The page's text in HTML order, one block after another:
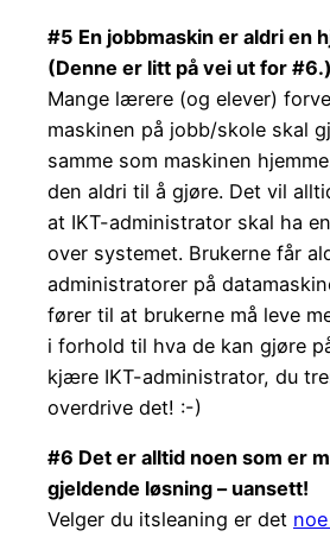
#5 En jobbmaskin er aldri en
(Denne er litt på vei ut for #6.)
Mange lærere (og elever)
maskinen på jobb/skole skal
samme som maskinen
den aldri til å gjøre. Det vil
at IKT-administrator skal ha
over systemet. Brukerne får
administratorer på
fører til at brukerne må leve
i forhold til hva de kan gjøre
kjære IKT-administrator, du
overdrive det! :-)
#6 Det er alltid noen som er
gjeldende løsning – uansett!
Velger du itsleaning er det